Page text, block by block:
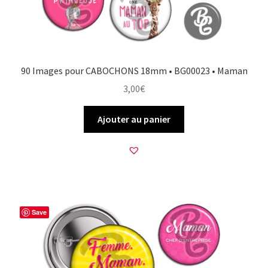
90 Images pour CABOCHONS 18mm • BG00023 • Maman
3,00€
Ajouter au panier
Save